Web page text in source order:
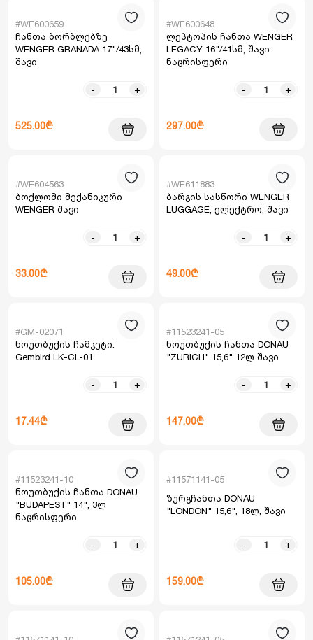
#WE600659
ჩანთა ბორბლებზე
WENGER GRANADA 17"/43სმ,
შავი
- +
525.00₾
#WE600648
ლეპტოპის ჩანთა WENGER
LEGACY 16"/41სმ, შავი-
ნაცრისფერი
- +
297.00₾
#WE604563
ბოქლომი მექანიკური
WENGER შავი
- +
33.00₾
#WE611883
ბარგის სასწორი WENGER
LUGGAGE, ელექტრო, შავი
- +
49.00₾
#GM-02071
ნოუთბუქის ჩამკეტი:
Gembird LK-CL-01
- +
17.44₾
#11523241-05
ნოუთბუქის ჩანთა DONAU
"ZURICH" 15,6" 12ლ შავი
- +
147.00₾
#11523241-10
ნოუთბუქის ჩანთა DONAU
"BUDAPEST" 14", 3ლ
ნაცრისფერი
- +
105.00₾
#11571141-05
ზურგჩანთა DONAU
"LONDON" 15,6", 18ლ, შავი
- +
159.00₾